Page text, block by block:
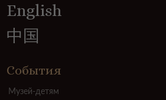
English
中国
События
Музей-детям